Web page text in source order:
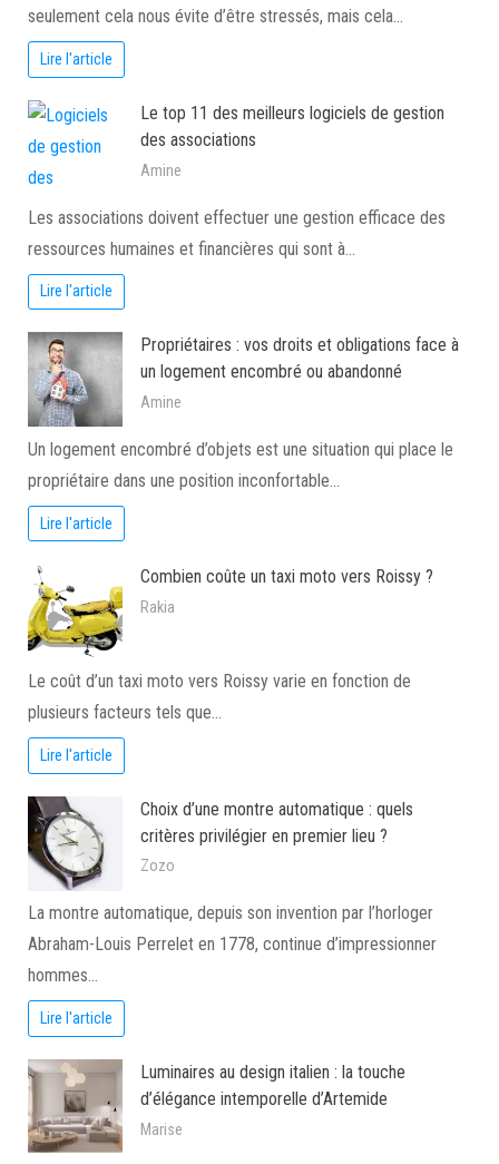
seulement cela nous évite d’être stressés, mais cela…
Lire l'article
Le top 11 des meilleurs logiciels de gestion
des associations
Amine
Les associations doivent effectuer une gestion efficace des
ressources humaines et financières qui sont à…
Lire l'article
Propriétaires : vos droits et obligations face à
un logement encombré ou abandonné
Amine
Un logement encombré d’objets est une situation qui place le
propriétaire dans une position inconfortable…
Lire l'article
Combien coûte un taxi moto vers Roissy ?
Rakia
Le coût d’un taxi moto vers Roissy varie en fonction de
plusieurs facteurs tels que…
Lire l'article
Choix d’une montre automatique : quels
critères privilégier en premier lieu ?
Zozo
La montre automatique, depuis son invention par l’horloger
Abraham-Louis Perrelet en 1778, continue d’impressionner
hommes…
Lire l'article
Luminaires au design italien : la touche
d’élégance intemporelle d’Artemide
Marise